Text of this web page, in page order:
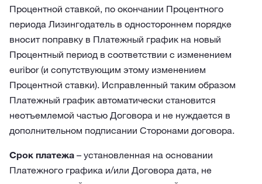
Процентной ставкой, по окончании Процентного
периода Лизингодатель в одностороннем порядке
вносит поправку в Платежный график на новый
Процентный период в соответствии с изменением
euribor (и сопутствующим этому изменением
Процентной ставки). Исправленный таким образом
Платежный график автоматически становится
неотъемлемой частью Договора и не нуждается в
дополнительном подписании Сторонами договора.
Срок платежа – установленная на основании
Платежного графика и/или Договора дата, не